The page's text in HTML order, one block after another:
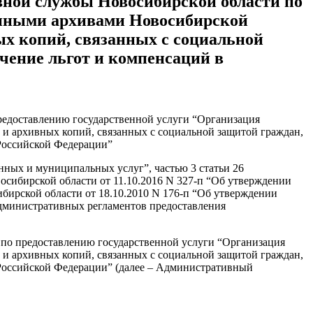
архивами Новосибирской
копий, связанных с социальной
льгот и компенсаций в
государственной услуги “Организация
архивных копий, связанных с социальной защитой граждан,
Федерации”
и муниципальных услуг”, частью 3 статьи 26
области от 11.10.2016 N 327-п “Об утверждении
области от 18.10.2010 N 176-п “Об утверждении
регламентов предоставления
предоставлению государственной услуги “Организация
архивных копий, связанных с социальной защитой граждан,
Федерации” (далее – Административный